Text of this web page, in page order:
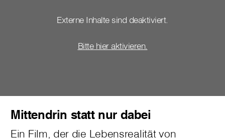
Externe Inhalte sind deaktiviert.
Bitte hier aktivieren.
Mittendrin statt nur dabei
Ein Film, der die Lebensrealität von